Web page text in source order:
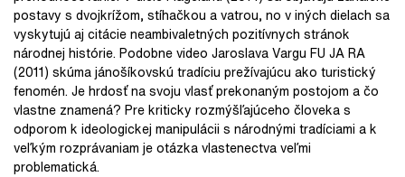
postavy s dvojkrížom, stíhačkou a vatrou, no v iných dielach sa
vyskytujú aj citácie neambivaletných pozitívnych stránok
národnej histórie. Podobne video Jaroslava Vargu FU JA RA
(2011) skúma jánošíkovskú tradíciu prežívajúcu ako turistický
fenomén. Je hrdosť na svoju vlasť prekonaným postojom a čo
vlastne znamená? Pre kriticky rozmýšľajúceho človeka s
odporom k ideologickej manipulácii s národnými tradíciami a k
veľkým rozprávaniam je otázka vlastenectva veľmi
problematická.